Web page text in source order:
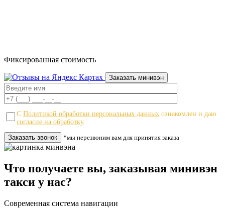
Фиксированная стоимость
Заказать минивэн
С Политикой обработки персональных данных ознакомлен и даю
согласие на обработку
*мы перезвоним вам для принятия заказа
Что получаете вы, заказывая минивэн
такси у нас?
Современная система навигации